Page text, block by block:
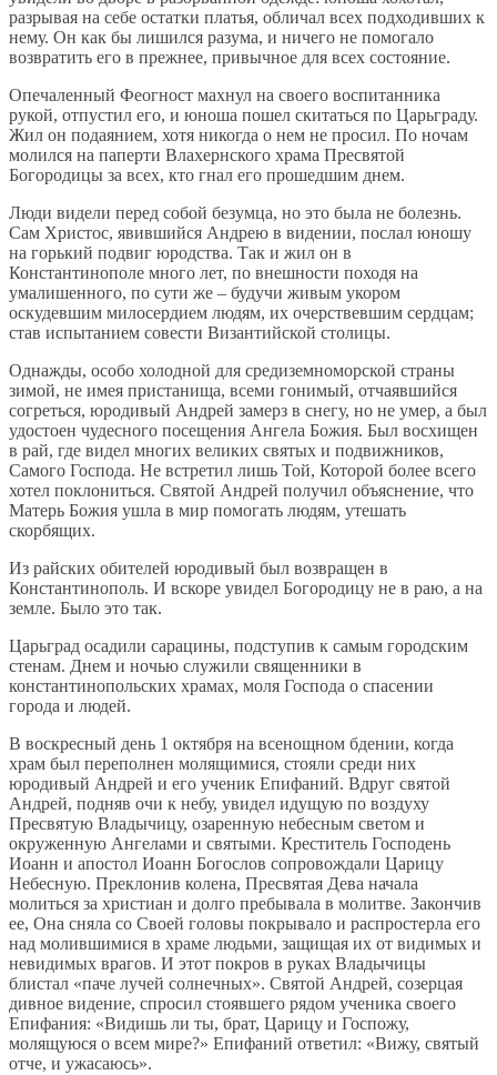
разрывая на себе остатки платья, обличал всех подходивших к
нему. Он как бы лишился разума, и ничего не помогало
возвратить его в прежнее, привычное для всех состояние.
Опечаленный Феогност махнул на своего воспитанника
рукой, отпустил его, и юноша пошел скитаться по Царьграду.
Жил он подаянием, хотя никогда о нем не просил. По ночам
молился на паперти Влахернского храма Пресвятой
Богородицы за всех, кто гнал его прошедшим днем.
Люди видели перед собой безумца, но это была не болезнь.
Сам Христос, явившийся Андрею в видении, послал юношу
на горький подвиг юродства. Так и жил он в
Константинополе много лет, по внешности походя на
умалишенного, по сути же – будучи живым укором
оскудевшим милосердием людям, их очерствевшим сердцам;
став испытанием совести Византийской столицы.
Однажды, особо холодной для средиземноморской страны
зимой, не имея пристанища, всеми гонимый, отчаявшийся
согреться, юродивый Андрей замерз в снегу, но не умер, а был
удостоен чудесного посещения Ангела Божия. Был восхищен
в рай, где видел многих великих святых и подвижников,
Самого Господа. Не встретил лишь Той, Которой более всего
хотел поклониться. Святой Андрей получил объяснение, что
Матерь Божия ушла в мир помогать людям, утешать
скорбящих.
Из райских обителей юродивый был возвращен в
Константинополь. И вскоре увидел Богородицу не в раю, а на
земле. Было это так.
Царьград осадили сарацины, подступив к самым городским
стенам. Днем и ночью служили священники в
константинопольских храмах, моля Господа о спасении
города и людей.
В воскресный день 1 октября на всенощном бдении, когда
храм был переполнен молящимися, стояли среди них
юродивый Андрей и его ученик Епифаний. Вдруг святой
Андрей, подняв очи к небу, увидел идущую по воздуху
Пресвятую Владычицу, озаренную небесным светом и
окруженную Ангелами и святыми. Креститель Господень
Иоанн и апостол Иоанн Богослов сопровождали Царицу
Небесную. Преклонив колена, Пресвятая Дева начала
молиться за христиан и долго пребывала в молитве. Закончив
ее, Она сняла со Своей головы покрывало и распростерла его
над молившимися в храме людьми, защищая их от видимых и
невидимых врагов. И этот покров в руках Владычицы
блистал «паче лучей солнечных». Святой Андрей, созерцая
дивное видение, спросил стоявшего рядом ученика своего
Епифания: «Видишь ли ты, брат, Царицу и Госпожу,
молящуюся о всем мире?» Епифаний ответил: «Вижу, святый
отче, и ужасаюсь».